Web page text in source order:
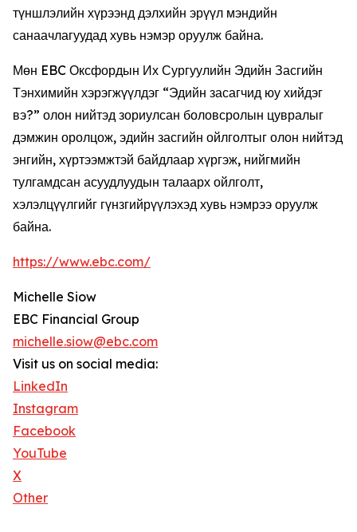
түншлэлийн хүрээнд дэлхийн эрүүл мэндийн
санаачлагуудад хувь нэмэр оруулж байна.
Мөн EBC Оксфордын Их Сургуулийн Эдийн Засгийн
Тэнхимийн хэрэгжүүлдэг “Эдийн засагчид юу хийдэг
вэ?” олон нийтэд зориулсан боловсролын цувралыг
дэмжин оролцож, эдийн засгийн ойлголтыг олон нийтэд
энгийн, хүртээмжтэй байдлаар хүргэж, нийгмийн
тулгамдсан асуудлуудын талаарх ойлголт,
хэлэлцүүлгийг гүнзгийрүүлэхэд хувь нэмрээ оруулж
байна.
https://www.ebc.com/
Michelle Siow
EBC Financial Group
michelle.siow@ebc.com
Visit us on social media:
LinkedIn
Instagram
Facebook
YouTube
X
Other